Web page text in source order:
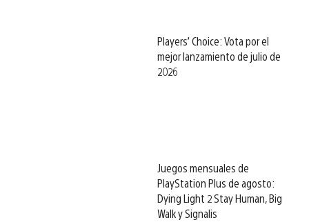
Players’ Choice: Vota por el
mejor lanzamiento de julio de
2026
Juegos mensuales de
PlayStation Plus de agosto:
Dying Light 2 Stay Human, Big
Walk y Signalis